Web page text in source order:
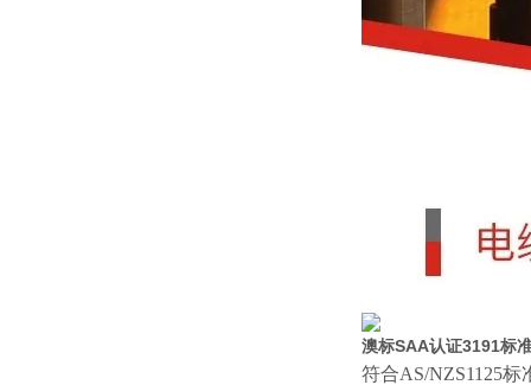
澳标SAA认证3191标
符合AS/NZS1125